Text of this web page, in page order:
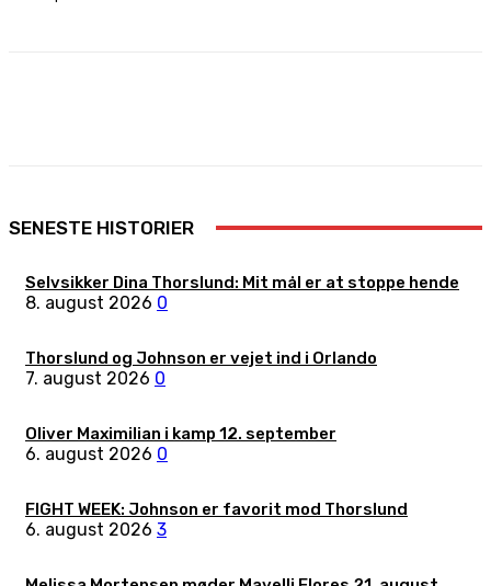
SENESTE HISTORIER
Selvsikker Dina Thorslund: Mit mål er at stoppe hende
8. august 2026 0
Thorslund og Johnson er vejet ind i Orlando
7. august 2026 0
Oliver Maximilian i kamp 12. september
6. august 2026 0
FIGHT WEEK: Johnson er favorit mod Thorslund
6. august 2026 3